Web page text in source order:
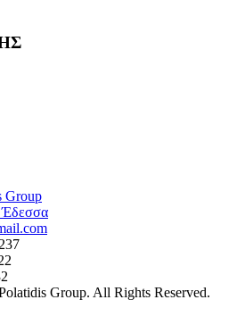
Group
Έδεσσα
Group. All Rights Reserved.